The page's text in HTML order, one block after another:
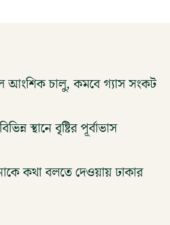
আংশিক চালু, কমবে গ্যাস সংকট
স্থানে বৃষ্টির পূর্বাভাস
কথা বলতে দেওয়ায় ঢাকার